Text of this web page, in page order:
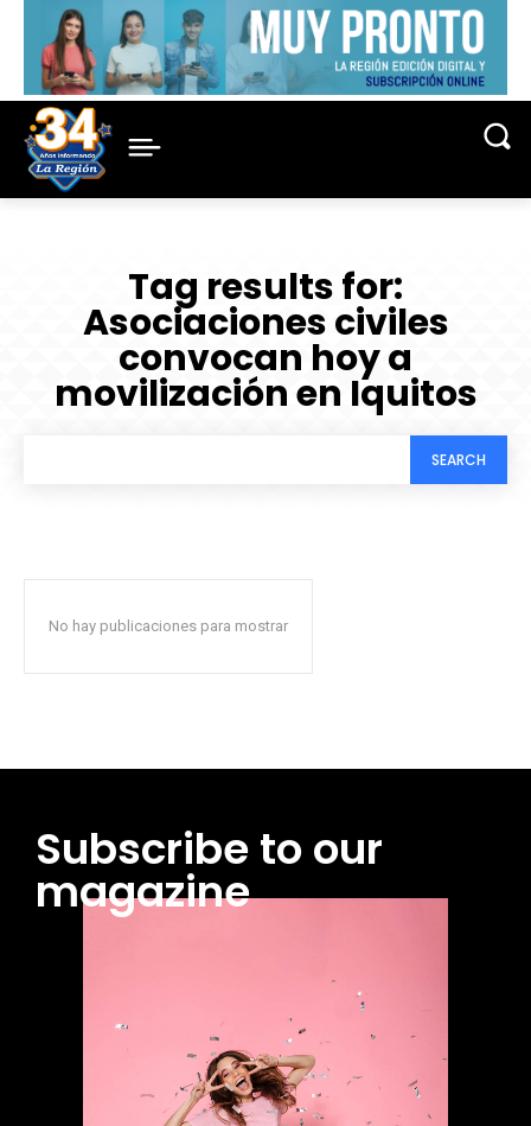
Tag results for:
Asociaciones civiles
convocan hoy a
movilización en Iquitos
SEARCH
No hay publicaciones para mostrar
Subscribe to our
magazine